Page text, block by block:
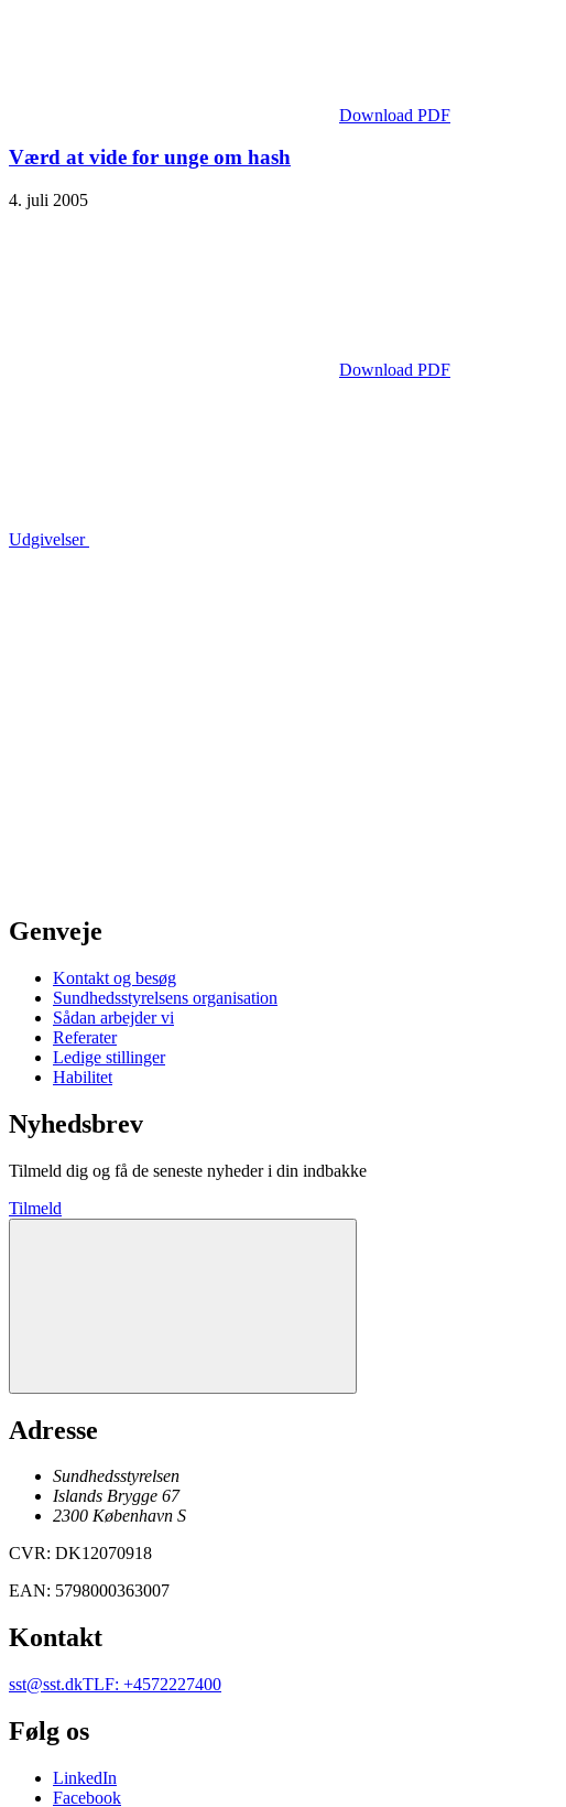
Download PDF
Værd at vide for unge om hash
4. juli 2005
Download PDF
Udgivelser
Genveje
Kontakt og besøg
Sundhedsstyrelsens organisation
Sådan arbejder vi
Referater
Ledige stillinger
Habilitet
Nyhedsbrev
Tilmeld dig og få de seneste nyheder i din indbakke
Tilmeld
Adresse
Sundhedsstyrelsen
Islands Brygge 67
2300 København S
CVR: DK12070918
EAN: 5798000363007
Kontakt
sst@sst.dkTLF: +4572227400
Følg os
LinkedIn
Facebook